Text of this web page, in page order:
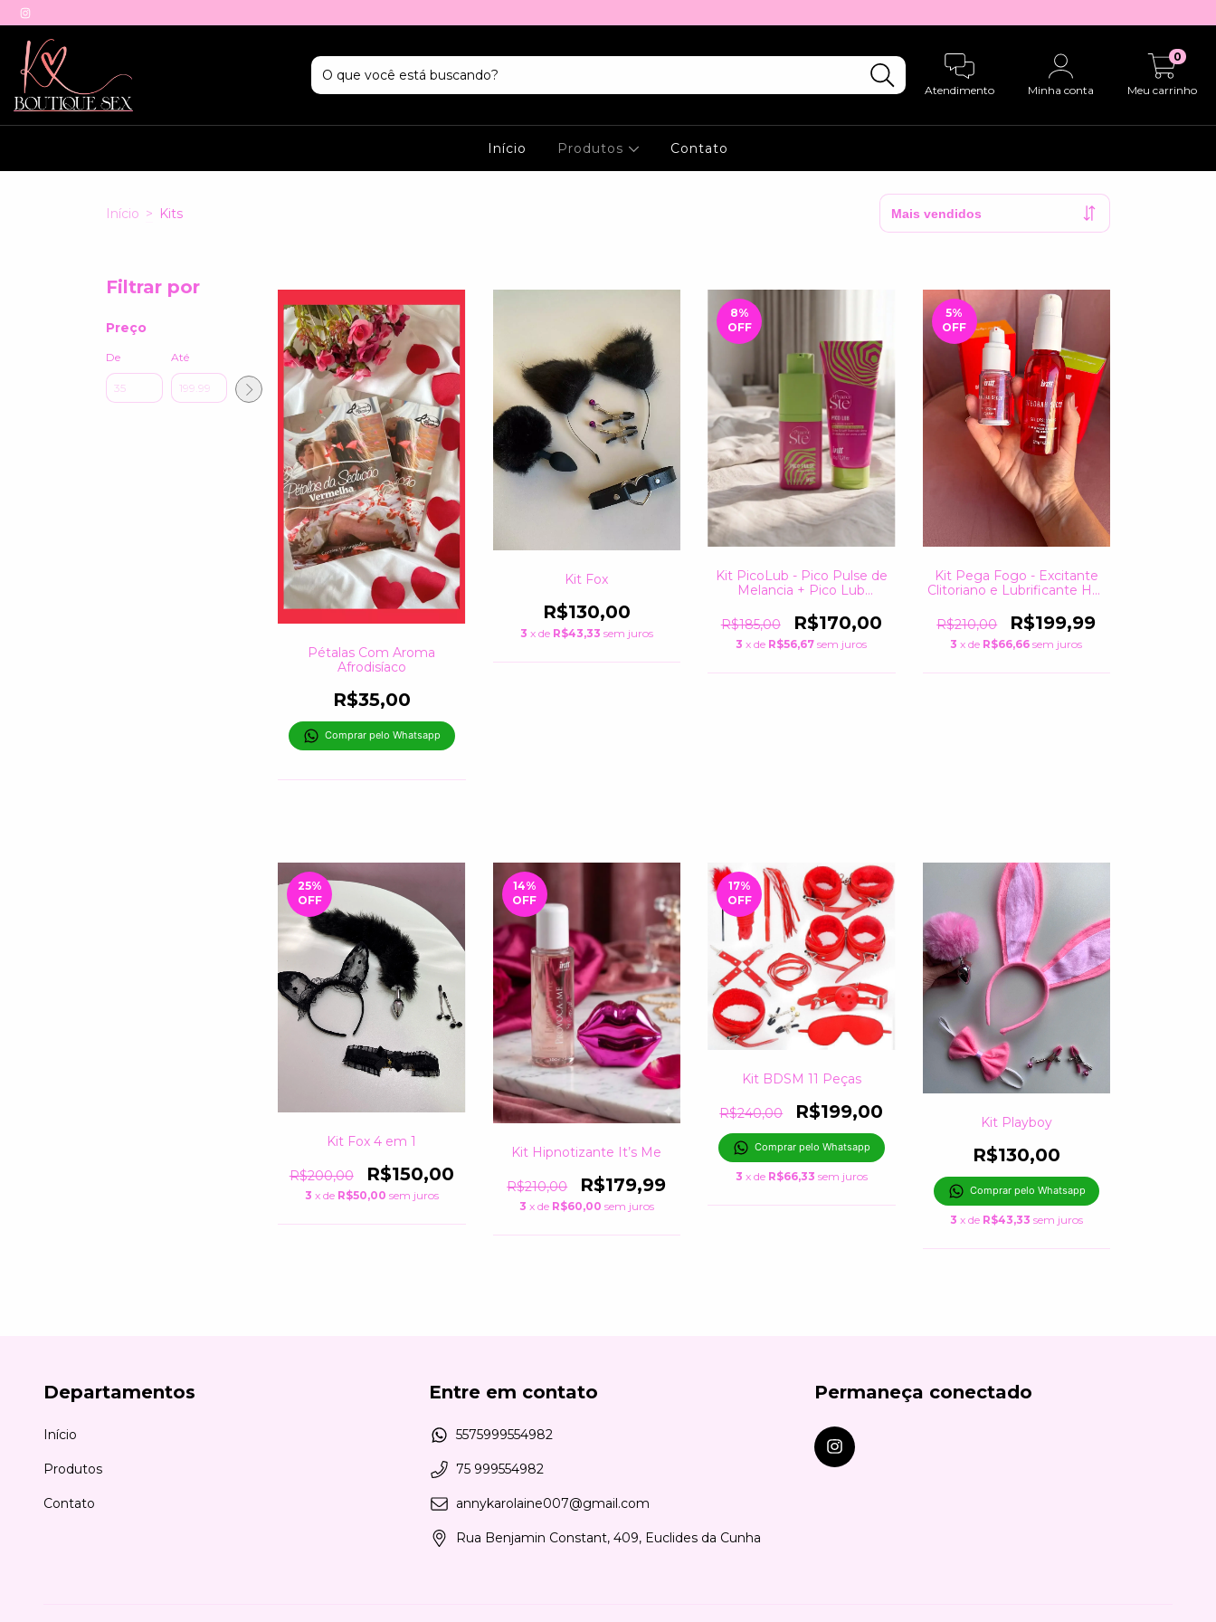
Atendimento Minha conta Meu carrinho
0
Início Produtos Contato
Início > Kits
Filtrar por
Preço
De Até
Pétalas Com Aroma
Afrodisíaco
R$35,00
Comprar pelo Whatsapp
Kit Fox
R$130,00
3 x de R$43,33 sem juros
8%
OFF
Kit PicoLub - Pico Pulse de
Melancia + Pico Lub
R$185,00
R$170,00
3 x de R$56,67 sem juros
5%
OFF
Kit Pega Fogo - Excitante
Clitoriano e Lubrificante Hot
R$210,00
R$199,99
3 x de R$66,66 sem juros
25%
OFF
Kit Fox 4 em 1
R$200,00 R$150,00
3 x de R$50,00 sem juros
14%
OFF
Kit Hipnotizante It’s Me
R$210,00 R$179,99
3 x de R$60,00 sem juros
17%
OFF
Kit BDSM 11 Peças
R$240,00 R$199,00
Comprar pelo Whatsapp
3 x de R$66,33 sem juros
Kit Playboy
R$130,00
Comprar pelo Whatsapp
3 x de R$43,33 sem juros
Departamentos
Início
Produtos
Contato
Entre em contato
5575999554982
75 999554982
annykarolaine007@gmail.com
Rua Benjamin Constant, 409, Euclides da Cunha
Permaneça conectado